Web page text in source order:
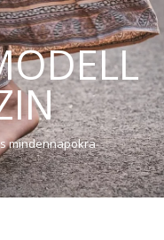
mindennapokra